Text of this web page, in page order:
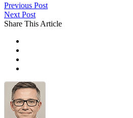
Previous Post
Next Post
Share This Article